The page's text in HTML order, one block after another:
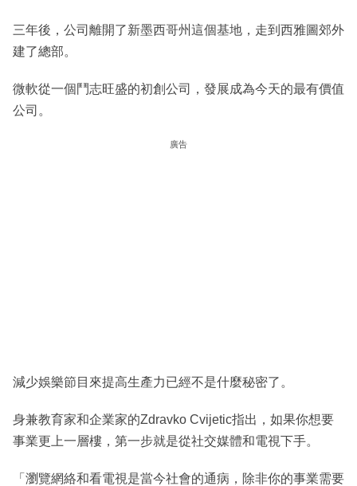
三年後，公司離開了新墨西哥州這個基地，走到西雅圖郊外
建了總部。
微軟從一個鬥志旺盛的初創公司，發展成為今天的最有價值
公司。
廣告
減少娛樂節目來提高生產力已經不是什麼秘密了。
身兼教育家和企業家的Zdravko Cvijetic指出，如果你想要
事業更上一層樓，第一步就是從社交媒體和電視下手。
「瀏覽網絡和看電視是當今社會的通病，除非你的事業需要